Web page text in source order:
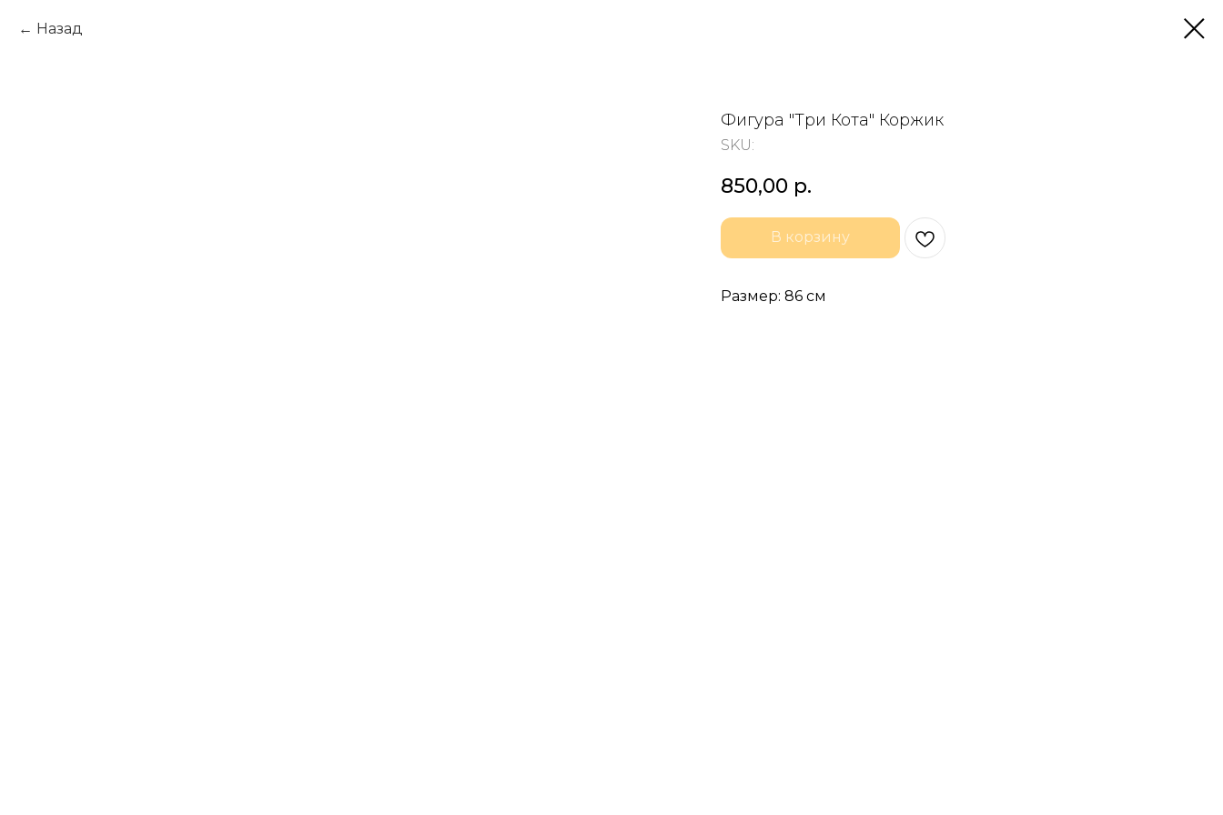
Назад
Фигура "Три Кота" Коржик
SKU:
850,00 р.
В корзину
Размер: 86 см